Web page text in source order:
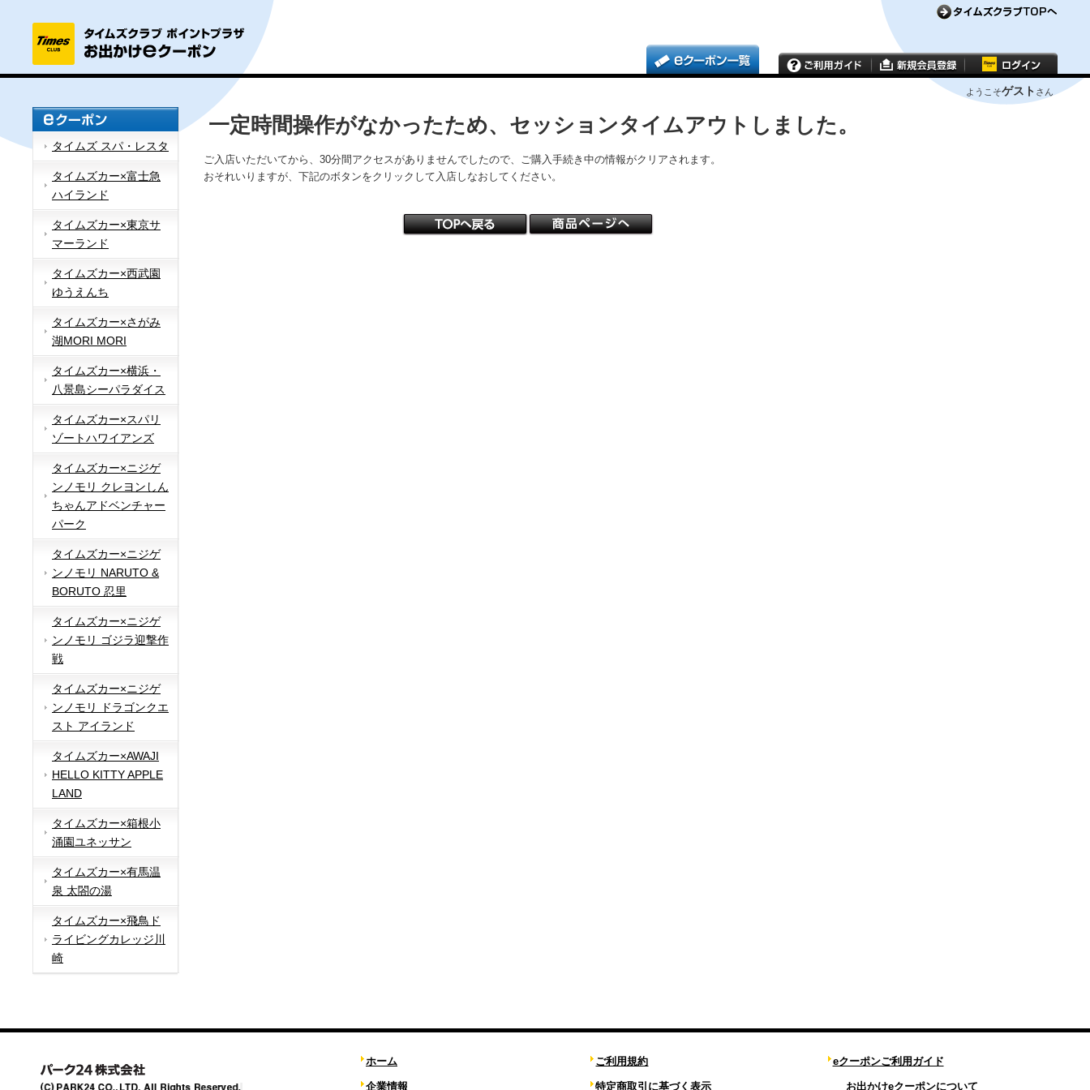
ようこそゲスト さん
タイムズ スパ・レスタ
タイムズカー×富士急
ハイランド
タイムズカー×東京サ
マーランド
タイムズカー×西武園
ゆうえんち
タイムズカー×さがみ
湖MORI MORI
タイムズカー×横浜・
八景島シーパラダイス
タイムズカー×スパリ
ゾートハワイアンズ
タイムズカー×ニジゲ
ンノモリ クレヨンしん
ちゃんアドベンチャー
パーク
タイムズカー×ニジゲ
ンノモリ NARUTO &
BORUTO 忍里
タイムズカー×ニジゲ
ンノモリ ゴジラ迎撃作
戦
タイムズカー×ニジゲ
ンノモリ ドラゴンクエ
スト アイランド
タイムズカー×AWAJI
HELLO KITTY APPLE
LAND
タイムズカー×箱根小
涌園ユネッサン
タイムズカー×有馬温
泉 太閤の湯
タイムズカー×飛鳥ド
ライビングカレッジ川
崎
一定時間操作がなかったため、セッションタイムアウトしました。
ご入店いただいてから、30分間アクセスがありませんでしたので、ご購入手続き中の情報がクリアされます。
おそれいりますが、下記のボタンをクリックして入店しなおしてください。
ホーム
企業情報
ご利用規約
特定商取引に基づく表示
eクーポンご利用ガイド
お出かけeクーポンについて